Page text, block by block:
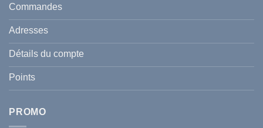
et
celle
de
votre
famille
durant
l’été
2026
?
Tunisie
Guide
Traiter
Prévenir
Commandes
Adresses
Détails du compte
Points
PROMO